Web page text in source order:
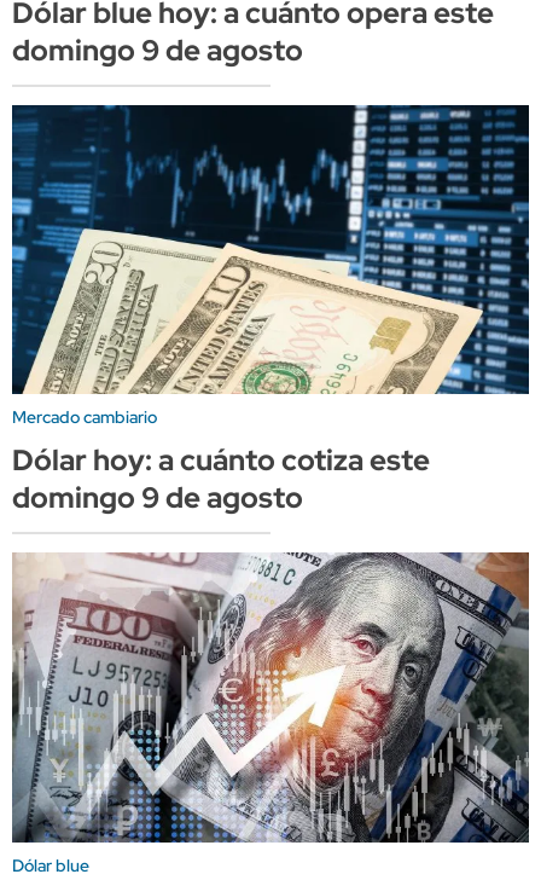
Dólar blue hoy: a cuánto opera este
domingo 9 de agosto
Mercado cambiario
Dólar hoy: a cuánto cotiza este
domingo 9 de agosto
Dólar blue